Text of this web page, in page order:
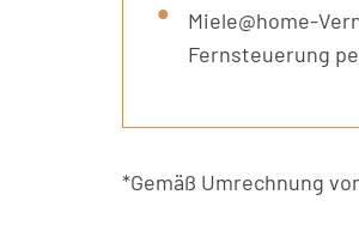
Miele@home-
Fernsteuerung
*Gemäß Umrechnung